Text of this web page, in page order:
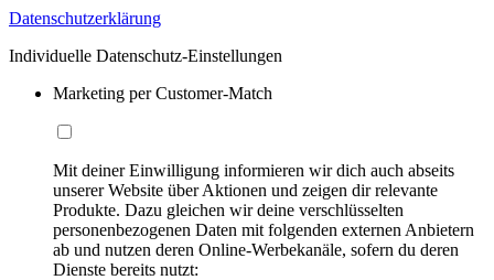
Datenschutzerklärung
Individuelle Datenschutz-Einstellungen
Marketing per Customer-Match
Mit deiner Einwilligung informieren wir dich auch abseits
unserer Website über Aktionen und zeigen dir relevante
Produkte. Dazu gleichen wir deine verschlüsselten
personenbezogenen Daten mit folgenden externen Anbietern
ab und nutzen deren Online-Werbekanäle, sofern du deren
Dienste bereits nutzt: